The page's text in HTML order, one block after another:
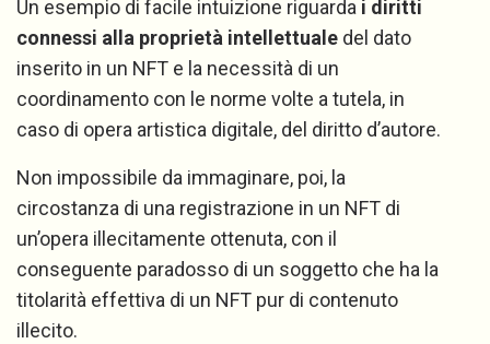
Un esempio di facile intuizione riguarda i diritti
connessi alla proprietà intellettuale del dato
inserito in un NFT e la necessità di un
coordinamento con le norme volte a tutela, in
caso di opera artistica digitale, del diritto d’autore.
Non impossibile da immaginare, poi, la
circostanza di una registrazione in un NFT di
un’opera illecitamente ottenuta, con il
conseguente paradosso di un soggetto che ha la
titolarità effettiva di un NFT pur di contenuto
illecito.